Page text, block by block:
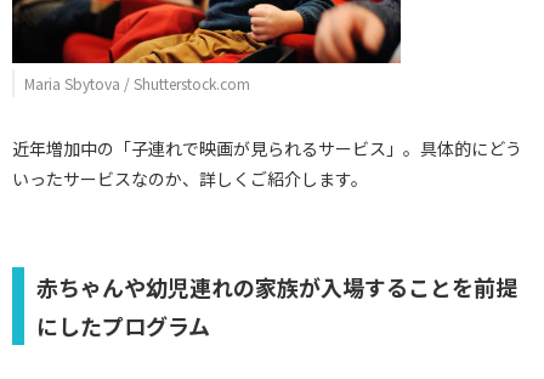
Maria Sbytova / Shutterstock.com
近年増加中の「子連れで映画が見られるサービス」。具体的にどう
いったサービスなのか、詳しくご紹介します。
赤ちゃんや幼児連れの家族が入場することを前提
にしたプログラム